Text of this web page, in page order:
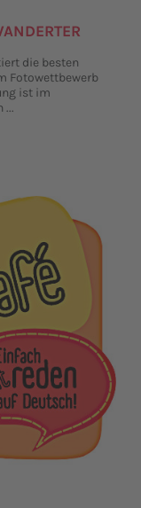
die besten
Fotowettbewerb
ist im
...